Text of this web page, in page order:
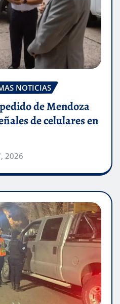
NOTICIAS
de Mendoza
de celulares en
2026